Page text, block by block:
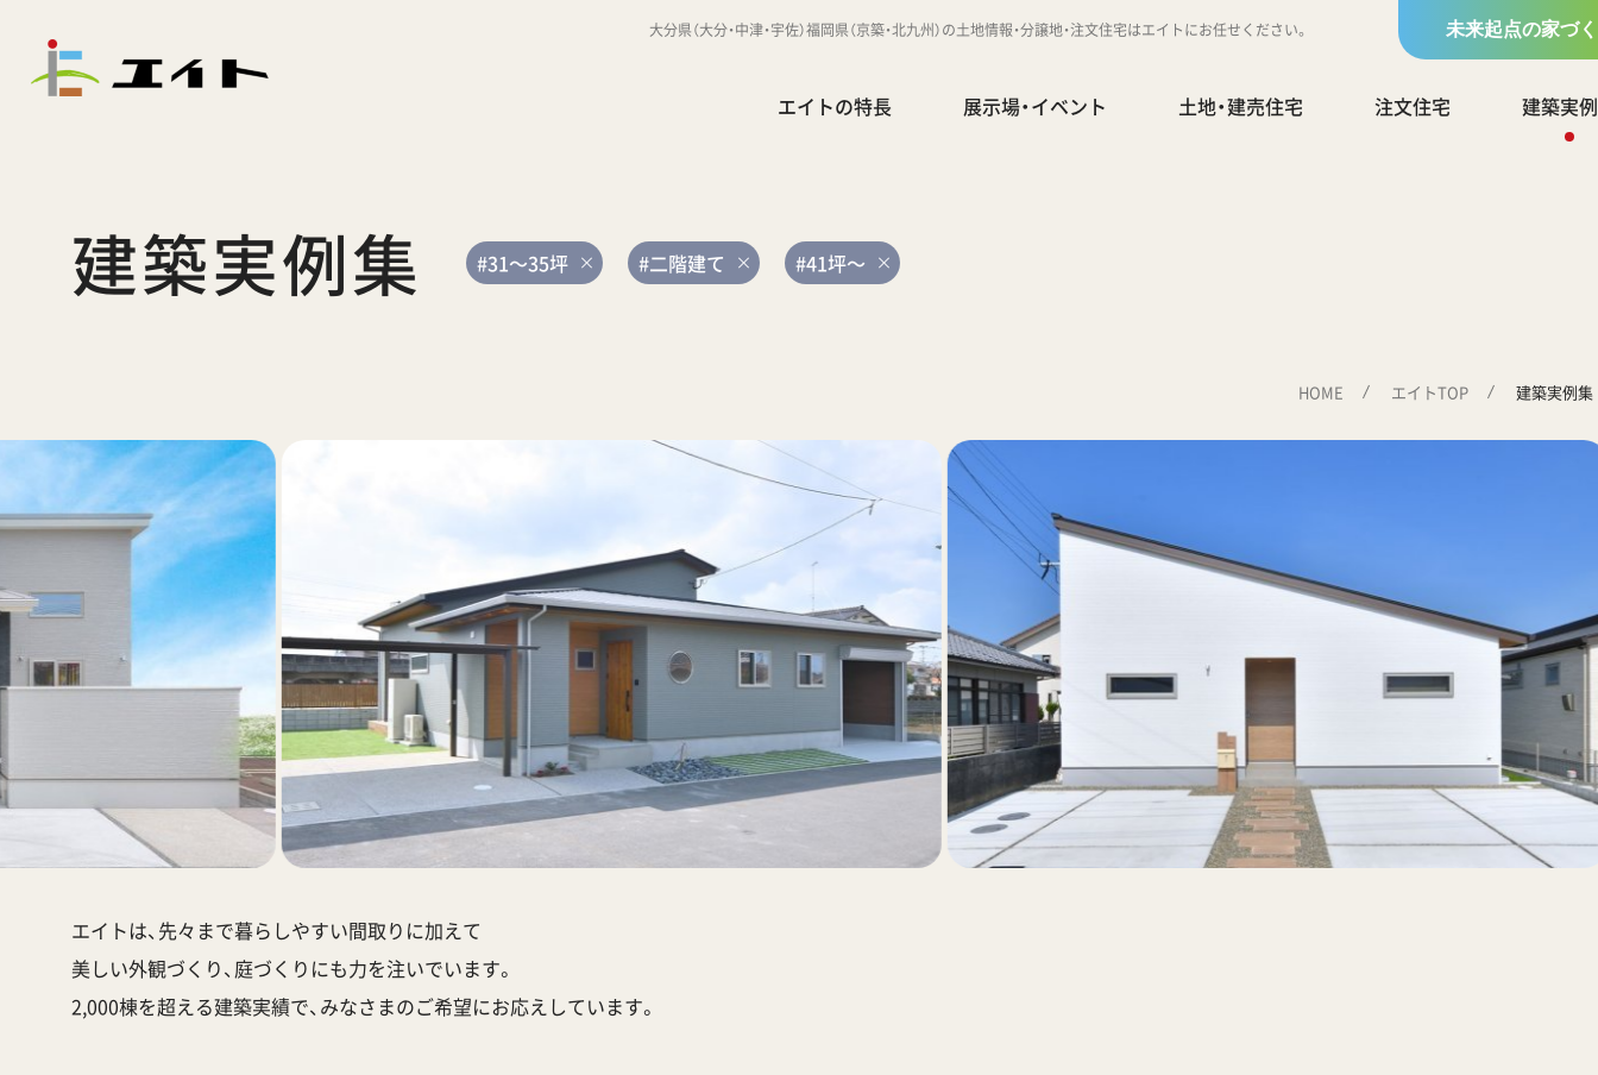
大分県（大分・中津・宇佐）福岡県（京築・北九州）の土地情報・分譲地・注文住宅はエイトにお任せください。 未来起点の家づ
エイトの特長 展示場・イベント 土地・建売住宅 注文住宅 建築実
建築実例集 #31～35坪 #二階建て #41坪～
HOME エイトTOP 建築実例集
エイトは、先々まで暮らしやすい間取りに加えて
美しい外観づくり、庭づくりにも力を注いでいます。
2,000棟を超える建築実績で、みなさまのご希望にお応えしています。